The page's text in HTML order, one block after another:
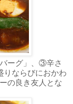
ーグ」、③辛さ
りならびにおかわ
の良き友人とな